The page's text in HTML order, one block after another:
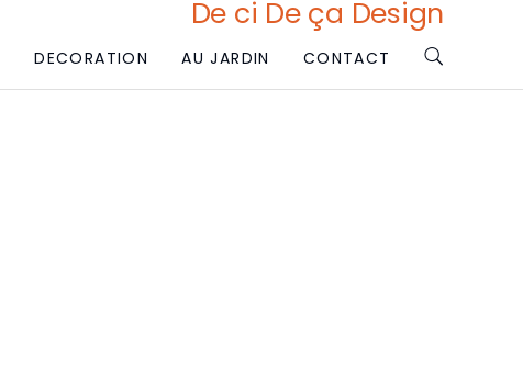
De ci De ça Design
DECORATION AU JARDIN CONTACT